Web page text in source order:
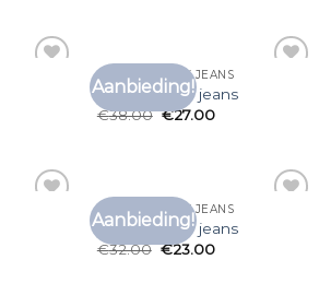
Aanbieding!
T SHIRT TOMMY JEANS
t shirt tommy jeans
€38.00 €27.00
Aanbieding!
T SHIRT TOMMY JEANS
t shirt tommy jeans
€32.00 €23.00